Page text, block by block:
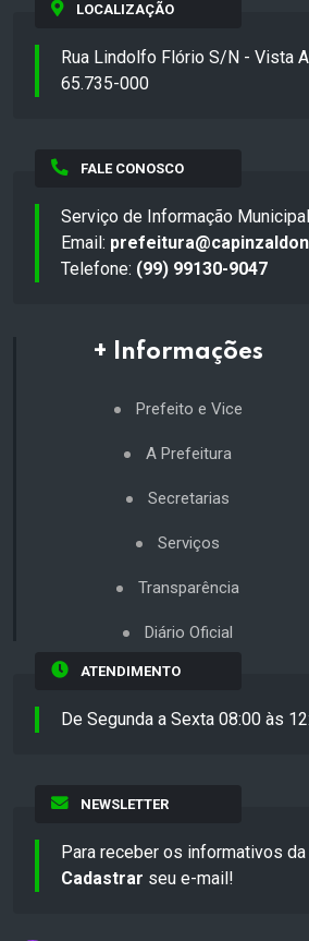
LOCALIZAÇÃO
Rua Lindolfo Flório S/N - Vista
65.735-000
FALE CONOSCO
Serviço de Informação Municipal
Email:
Telefone: (99) 99130-9047
+ Informações
Prefeito e Vice
A Prefeitura
Secretarias
Serviços
Transparência
Diário Oficial
ATENDIMENTO
De Segunda a Sexta 08:00 às
NEWSLETTER
Para receber os informativos
Cadastrar seu e-mail!